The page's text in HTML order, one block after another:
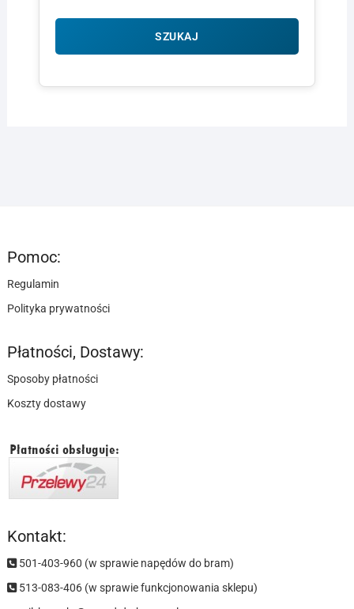
SZUKAJ
Pomoc:
Regulamin
Polityka prywatności
Płatności, Dostawy:
Sposoby płatności
Koszty dostawy
Kontakt:
501-403-960 (w sprawie napędów do bram)
513-083-406 (w sprawie funkcjonowania sklepu)